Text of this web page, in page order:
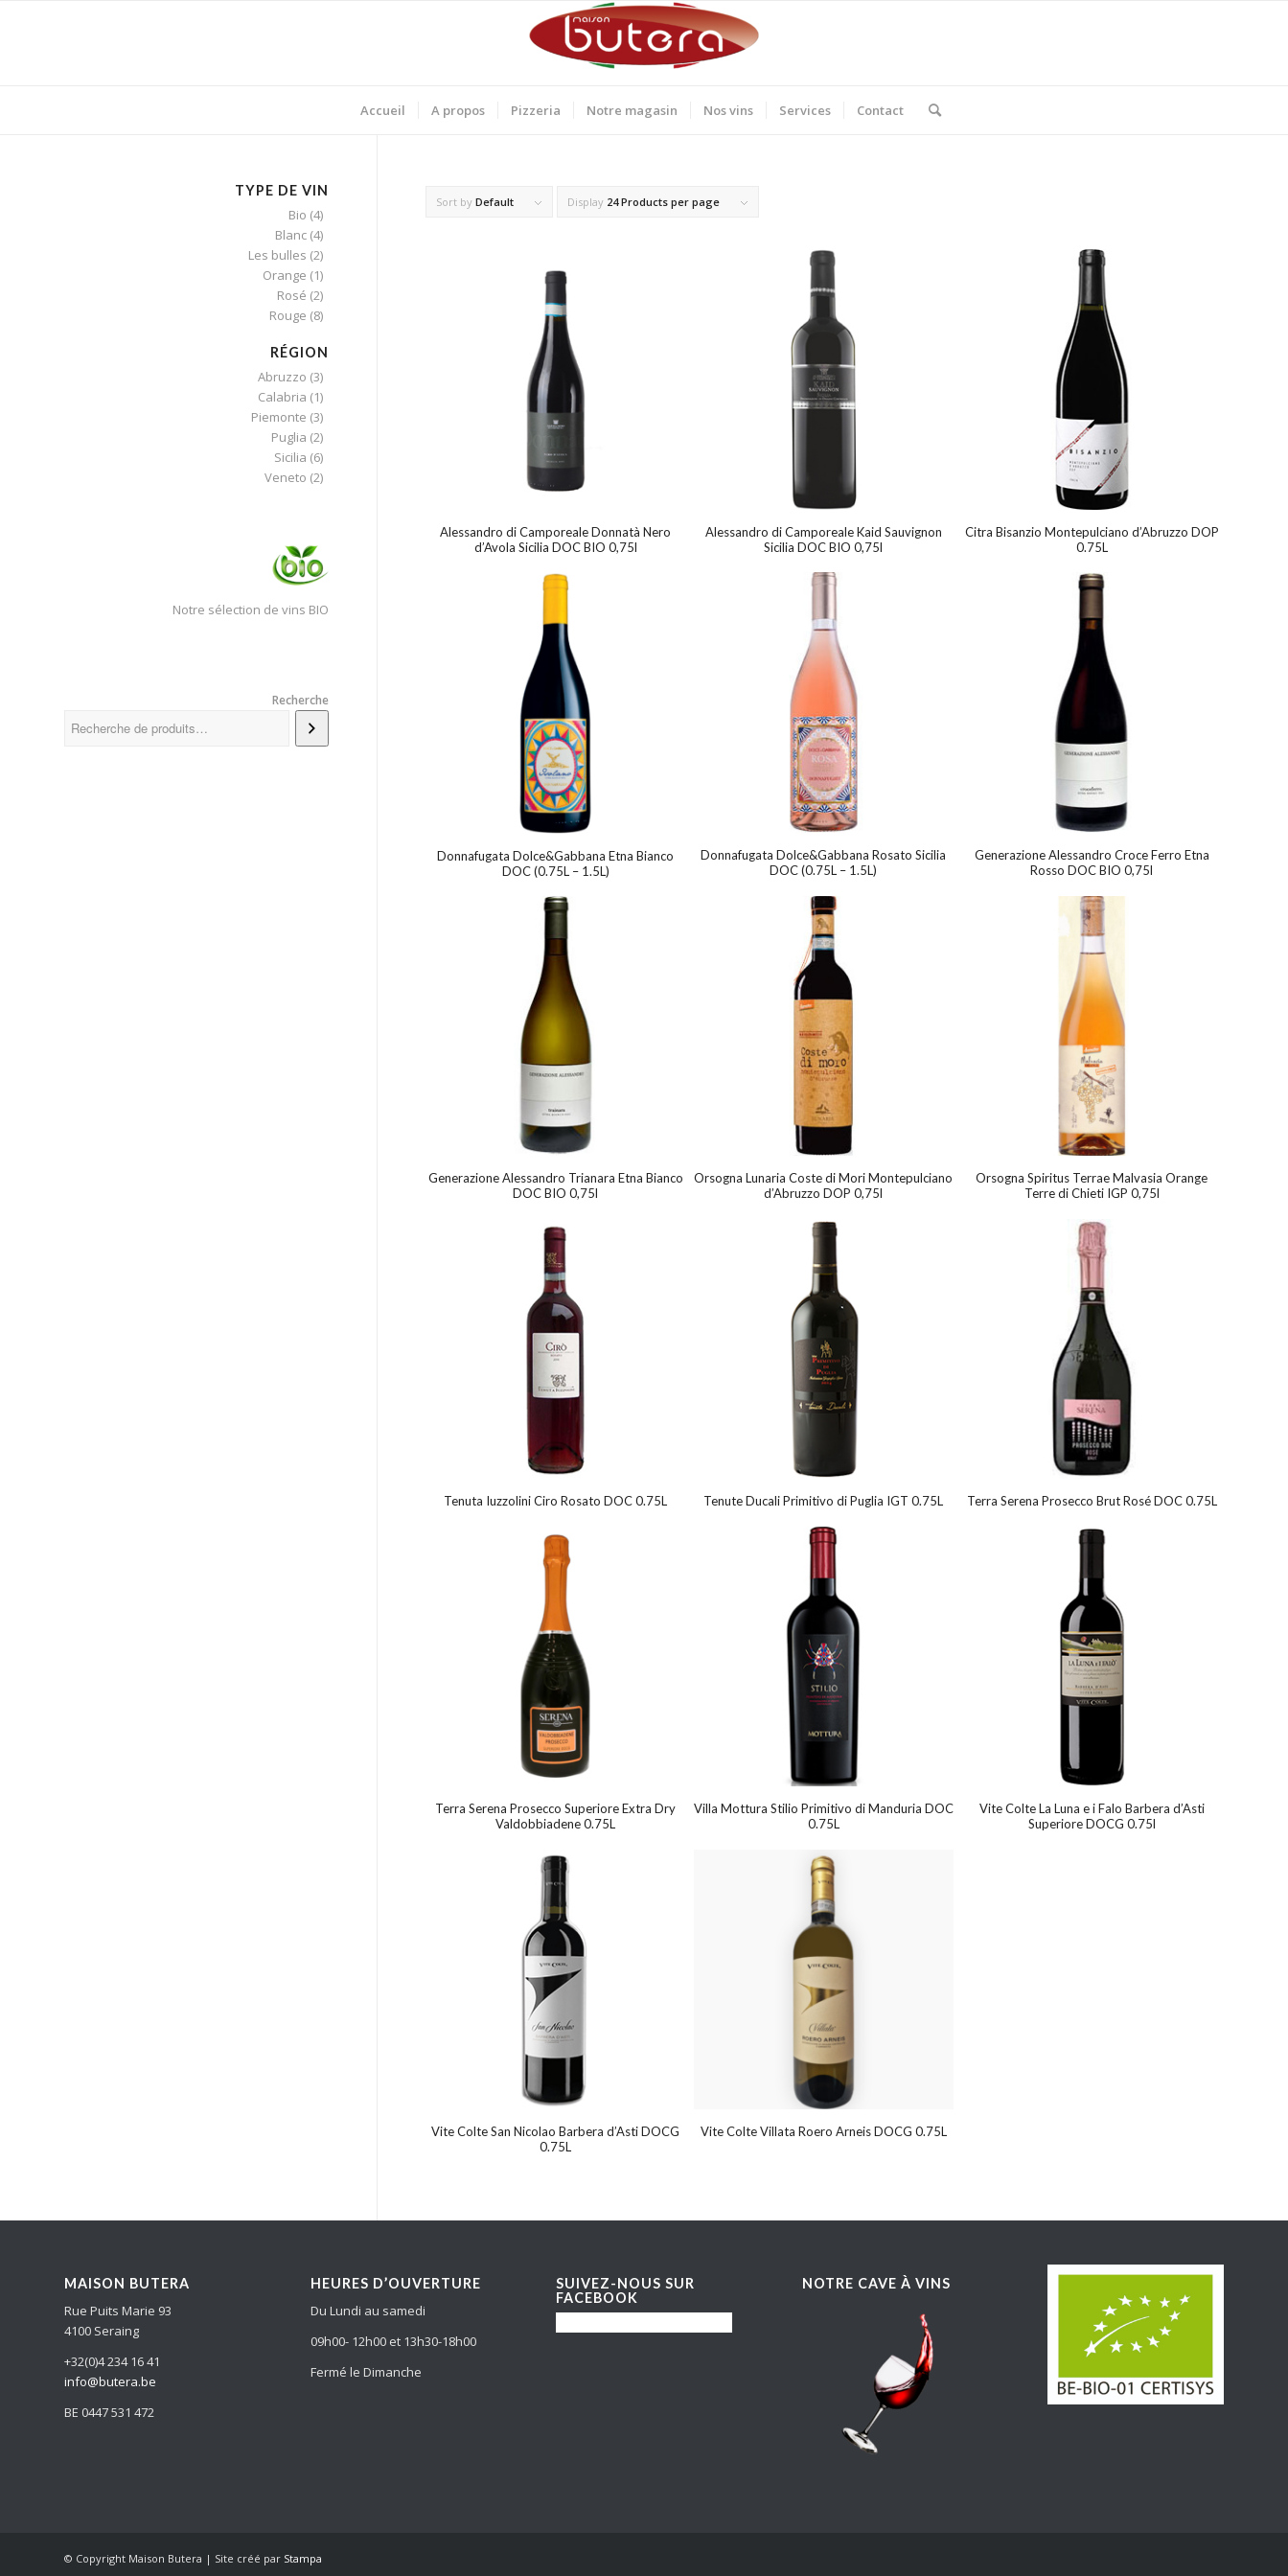
Accueil A propos Pizzeria Notre magasin Nos vins Services Contact
Sort by Default Display 24 Products per page
Alessandro di Camporeale Donnatà Nero
d’Avola Sicilia DOC BIO 0,75l
Alessandro di Camporeale Kaid Sauvignon
Sicilia DOC BIO 0,75l
Citra Bisanzio Montepulciano d’Abruzzo DOP
0.75L
Donnafugata Dolce&Gabbana Etna Bianco
DOC (0.75L – 1.5L)
Donnafugata Dolce&Gabbana Rosato Sicilia
DOC (0.75L – 1.5L)
Generazione Alessandro Croce Ferro Etna
Rosso DOC BIO 0,75l
Generazione Alessandro Trianara Etna Bianco
DOC BIO 0,75l
Orsogna Lunaria Coste di Mori Montepulciano
d’Abruzzo DOP 0,75l
Orsogna Spiritus Terrae Malvasia Orange
Terre di Chieti IGP 0,75l
Tenuta Iuzzolini Ciro Rosato DOC 0.75L Tenute Ducali Primitivo di Puglia IGT 0.75L Terra Serena Prosecco Brut Rosé DOC 0.75L
Terra Serena Prosecco Superiore Extra Dry
Valdobbiadene 0.75L
Villa Mottura Stilio Primitivo di Manduria DOC
0.75L
Vite Colte La Luna e i Falo Barbera d’Asti
Superiore DOCG 0.75l
Vite Colte San Nicolao Barbera d’Asti DOCG
0.75L
Vite Colte Villata Roero Arneis DOCG 0.75L
TYPE DE VIN
Bio (4)
Blanc (4)
Les bulles (2)
Orange (1)
Rosé (2)
Rouge (8)
RÉGION
Abruzzo (3)
Calabria (1)
Piemonte (3)
Puglia (2)
Sicilia (6)
Veneto (2)
Notre sélection de vins BIO
Recherche
MAISON BUTERA
Rue Puits Marie 93
4100 Seraing
+32(0)4 234 16 41
info@butera.be
BE 0447 531 472
HEURES D’OUVERTURE
Du Lundi au samedi
09h00- 12h00 et 13h30-18h00
Fermé le Dimanche
SUIVEZ-NOUS SUR
FACEBOOK
NOTRE CAVE À VINS
© Copyright Maison Butera | Site créé par Stampa